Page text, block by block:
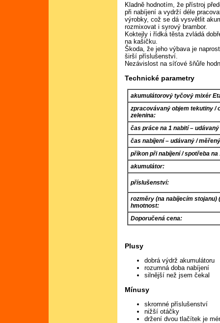
Kladně hodnotím, že přístroj
při nabíjení a vydrží déle
výrobky, což se dá vysvětlit
rozmixovat i syrový brambor.
Koktejly i řídká těsta zvládá
na kašičku.
Škoda, že jeho výbava je
širší příslušenství.
Nezávislost na síťové šňůře
Technické parametry
akumulátorový tyčový mixér
zpracovávaný objem tekutiny /
zelenina:
čas práce na 1 nabití –
čas nabíjení – udávaný /
příkon při nabíjení / spotřeba na
akumulátor:
příslušenství:
rozměry (na nabíjecím stojanu)
hmotnost:
Doporučená cena:
Plusy
dobrá výdrž akumulátoru
rozumná doba nabíjení
silnější než jsem čekal
Mínusy
skromné příslušenství
nižší otáčky
držení dvou tlačítek je